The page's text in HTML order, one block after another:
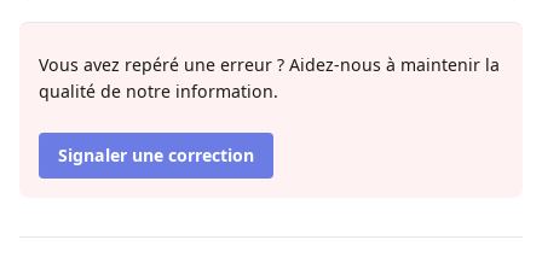
Vous avez repéré une erreur ? Aidez-nous à maintenir la
qualité de notre information.
Signaler une correction